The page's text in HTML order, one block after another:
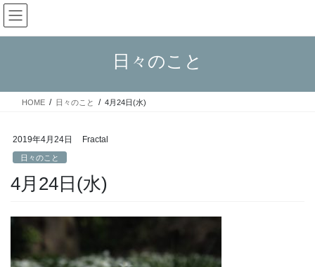
コ
ン
テ
ス
ナ
ビ
ゲ
ン
日々のこと
HOME 日々のこと 4月24日(水)
2019年4月24日 Fractal
日々のこと
4月24日(水)